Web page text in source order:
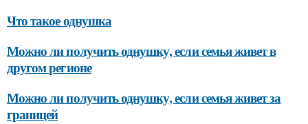
Что такое однушка
Можно ли получить однушку, если семья живет в
другом регионе
Можно ли получить однушку, если семья живет за
границей